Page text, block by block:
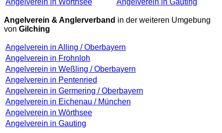
Angelverein & Anglerverband in der weiteren Umgebung
von Gilching
Angelverein in Alling / Oberbayern
Angelverein in Frohnloh
Angelverein in Weßling / Oberbayern
Angelverein in Pentenried
Angelverein in Germering / Oberbayern
Angelverein in Eichenau / München
Angelverein in Wörthsee
Angelverein in Gauting